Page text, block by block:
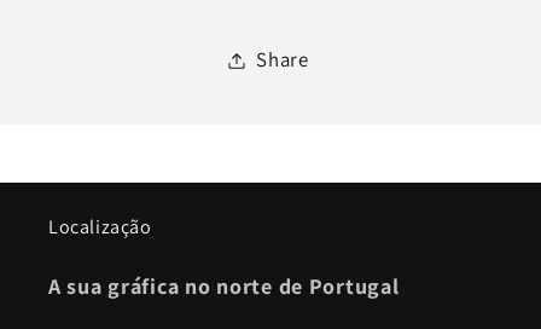
Share
Localização
A sua gráfica no norte de Portugal